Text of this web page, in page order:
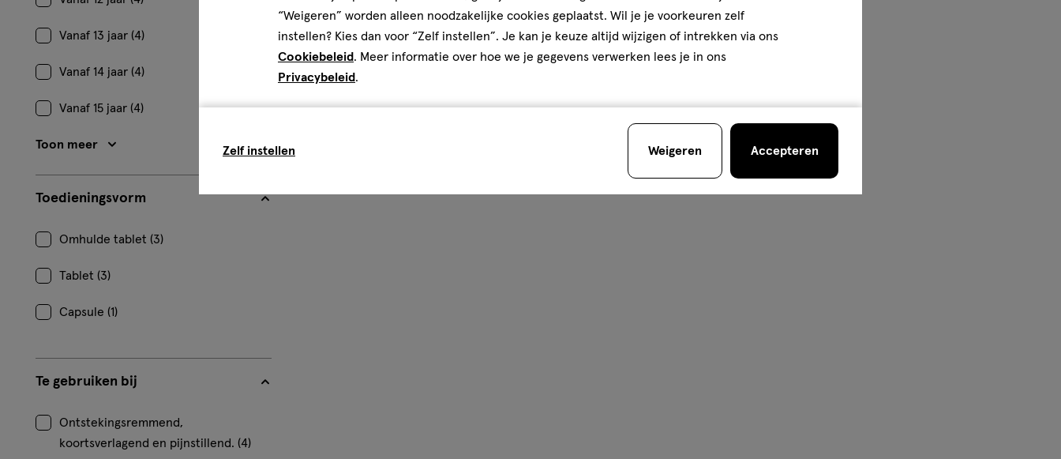
Vanaf 13 jaar (4)
Vanaf 14 jaar (4)
Vanaf 15 jaar (4)
Toon meer
Toedieningsvorm
Omhulde tablet (3)
Tablet (3)
Capsule (1)
Te gebruiken bij
Ontstekingsremmend,
koortsverlagend en pijnstillend. (4)
“Weigeren” worden alleen noodzakelijke cookies geplaatst. Wil je je voorkeuren zelf
instellen? Kies dan voor “Zelf instellen”. Je kan je keuze altijd wijzigen of intrekken via ons
Cookiebeleid. Meer informatie over hoe we je gegevens verwerken lees je in ons
Privacybeleid.
Zelf instellen Weigeren Accepteren